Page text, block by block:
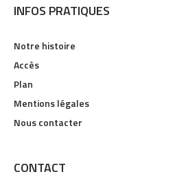
INFOS PRATIQUES
Notre histoire
Accès
Plan
Mentions légales
Nous contacter
CONTACT